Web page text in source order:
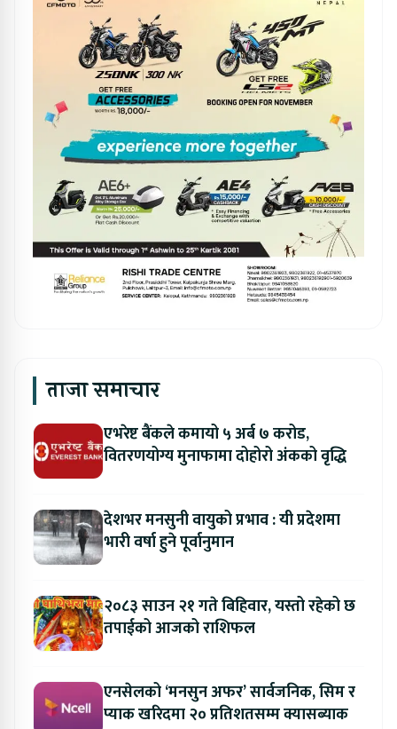
ताजा समाचार
एभरेष्ट बैंकले कमायो ५ अर्ब ७ करोड,
वितरणयोग्य मुनाफामा दोहोरो अंकको वृद्धि
देशभर मनसुनी वायुको प्रभाव : यी प्रदेशमा
भारी वर्षा हुने पूर्वानुमान
२०८३ साउन २१ गते बिहिवार, यस्तो रहेको छ
तपाईको आजको राशिफल
एनसेलको ‘मनसुन अफर’ सार्वजनिक, सिम र
प्याक खरिदमा २० प्रतिशतसम्म क्यासब्याक